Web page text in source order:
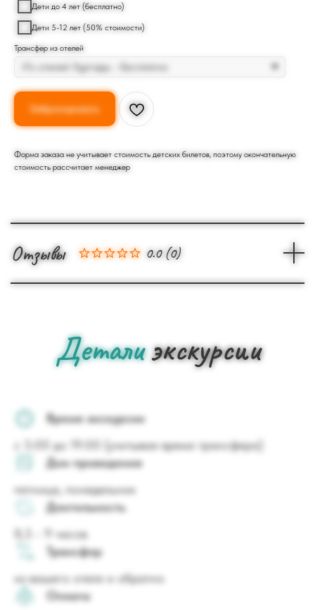
Дети до 4 лет (бесплатно)
Дети 5-12 лет (50% стоимости)
Трансфер из отелей
Забронировать
Форма заказа не учитывает стоимость детских билетов, поэтому окончательную
стоимость рассчитает менеджер
Отзывы 0.0 (0)
Деталиэкскурсии
Время экскурсии
с 5:00 до 19:00 (учитывая время трансфера)
Дни проведения
пятница, понедельник
Длительность
8,5 - 9 часов
Трансфер
из вашего отеля и обратно
Оплата